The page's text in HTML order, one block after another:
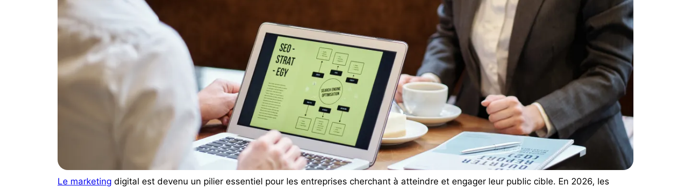
Le marketing digital est devenu un pilier essentiel pour les entreprises cherchant à atteindre et engager leur public cible. En 2026, les